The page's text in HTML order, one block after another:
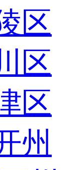
区
区
区
州